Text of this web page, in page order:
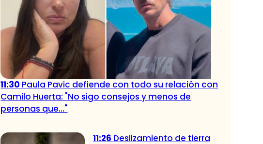
11:30 Paula Pavic defiende con todo su relación con
Camilo Huerta: "No sigo consejos y menos de
personas que..."
11:26 Deslizamiento de tierra